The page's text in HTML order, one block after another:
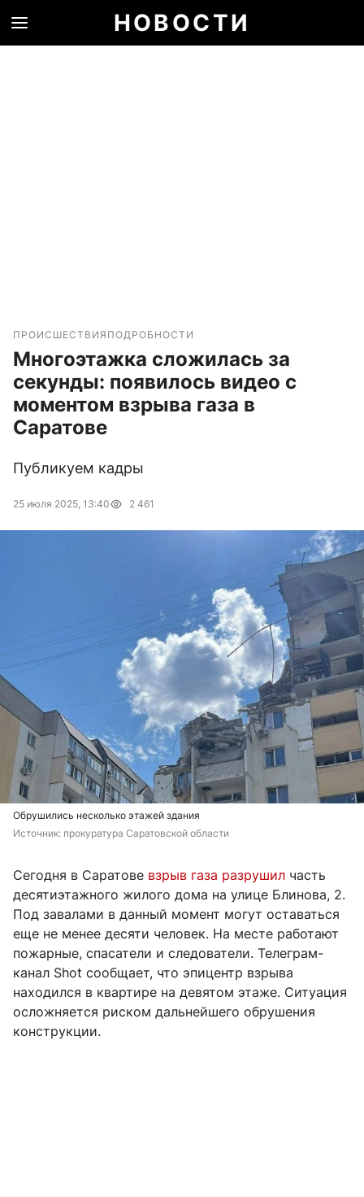
НОВОСТИ
ПРОИСШЕСТВИЯ ПОДРОБНОСТИ
Многоэтажка сложилась за
секунды: появилось видео с
моментом взрыва газа в
Саратове
Публикуем кадры
25 июля 2025, 13:40 2 461
Обрушились несколько этажей здания
Источник: прокуратура Саратовской области
Сегодня в Саратове взрыв газа разрушил часть
десятиэтажного жилого дома на улице Блинова, 2.
Под завалами в данный момент могут оставаться
еще не менее десяти человек. На месте работают
пожарные, спасатели и следователи. Телеграм-
канал Shot сообщает, что эпицентр взрыва
находился в квартире на девятом этаже. Ситуация
осложняется риском дальнейшего обрушения
конструкции.